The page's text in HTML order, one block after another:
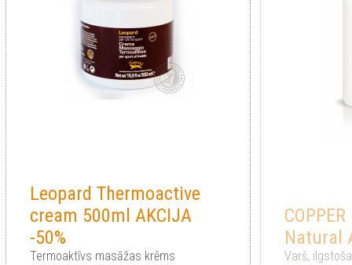
Leopard Thermoactive
cream 500ml AKCIJA
-50%
Termoaktīvs masāžas krēms
Natural
Varš,